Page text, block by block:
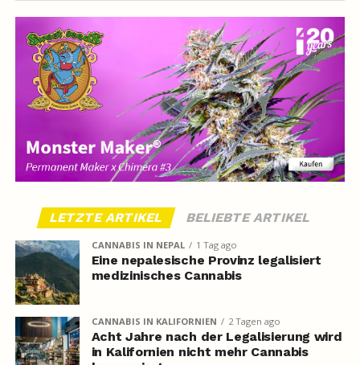
LETZTE ARTIKEL BELIEBTE ARTIKEL
CANNABIS IN NEPAL 1 Tag ago
Eine nepalesische Provinz legalisiert
medizinisches Cannabis
CANNABIS IN KALIFORNIEN 2 Tagen ago
Acht Jahre nach der Legalisierung wird
in Kalifornien nicht mehr Cannabis